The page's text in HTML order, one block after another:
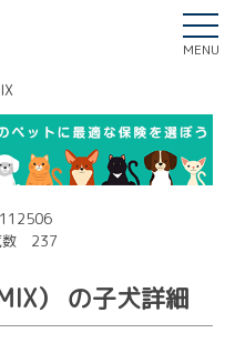
MENU
数 237
） の子犬詳細